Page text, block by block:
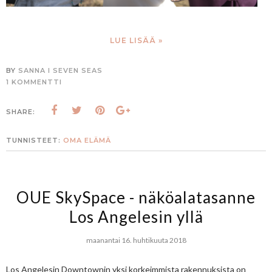
LUE LISÄÄ »
BY SANNA I SEVEN SEAS
1 KOMMENTTI
SHARE:
TUNNISTEET: OMA ELÄMÄ
OUE SkySpace - näköalatasanne
Los Angelesin yllä
maanantai 16. huhtikuuta 2018
Los Angelesin Downtownin yksi korkeimmista rakennuksista on